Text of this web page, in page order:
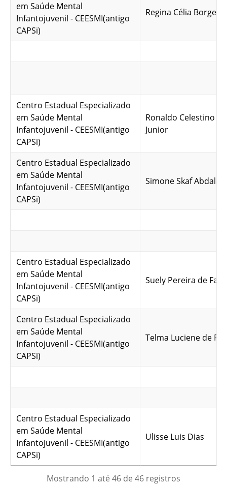
em Saúde Mental
Infantojuvenil - CEESMI(antigo
CAPSi)
Regina Célia Borges
Centro Estadual Especializado
em Saúde Mental
Infantojuvenil - CEESMI(antigo
CAPSi)
Ronaldo Celestino
Junior
Centro Estadual Especializado
em Saúde Mental
Infantojuvenil - CEESMI(antigo
CAPSi)
Simone Skaf Abdala
Centro Estadual Especializado
em Saúde Mental
Infantojuvenil - CEESMI(antigo
CAPSi)
Suely Pereira de
Centro Estadual Especializado
em Saúde Mental
Infantojuvenil - CEESMI(antigo
CAPSi)
Telma Luciene de
Centro Estadual Especializado
em Saúde Mental
Infantojuvenil - CEESMI(antigo
CAPSi)
Ulisse Luis Dias
Mostrando 1 até 46 de 46 registros